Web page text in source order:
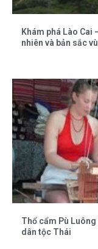
Khám phá Lào
nhiên và bản sắc
Thổ cẩm Pù
dân tộc Thái